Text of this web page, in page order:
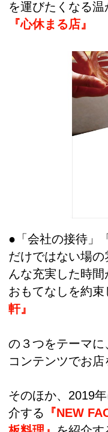
を運びたくなる
『心休まる店』
●「会社の接待」
だけではない場
んな充実した時
おもてなしを約束
軒』
の３つをテーマに
コンテンツでお店
そのほか、2019
介する 『NEW